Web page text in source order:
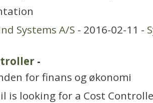
Systems A/S - 2016-02-11 -
-
for finans og økonomi
is looking for a Cost